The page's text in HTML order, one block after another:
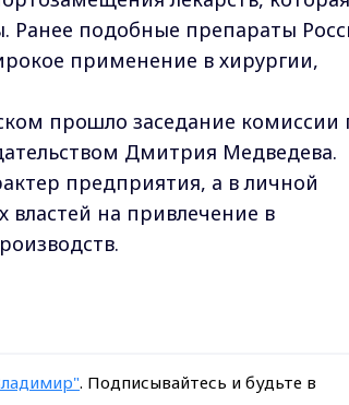
Ранее подобные препараты
применение в хирургии,
прошло заседание комиссии
Дмитрия Медведева.
предприятия, а в личной
властей на привлечение в
. Подписывайтесь и будьте в